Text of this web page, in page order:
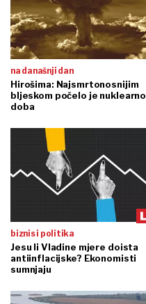
na današnji dan
Hirošima: Najsmrtonosnijim
bljeskom počelo je nuklearno
doba
biznis i politika
Jesu li Vladine mjere doista
antiinflacijske? Ekonomisti
sumnjaju